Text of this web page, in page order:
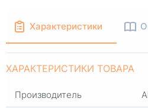
Характеристики
ХАРАКТЕРИСТИКИ ТОВАРА
Производитель